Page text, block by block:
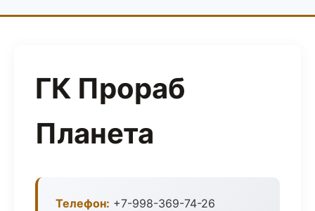
ГК Прораб
Планета
Телефон: +7-998-369-74-26